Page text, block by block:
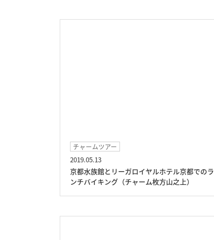
チャームツアー
2019.05.13
京都水族館とリーガロイヤルホテル京都でのラ
ンチバイキング（チャーム枚方山之上）